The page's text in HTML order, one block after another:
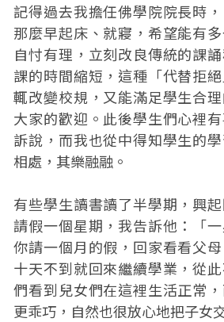
記得過去我擔任佛學院院長時
那麼早起床、就寢，希望能有
自忖有理，立刻改良傳統的課
課的時間縮短，這種「代替拒
輒改變校規，又能滿足學生合
大家的歡迎。此後學生們心裡
訴說，而我也從中得知學生的
相處，其樂融融。
有些學生讀書讀了半學期，興
請假一個星期，我告訴他：「
你請一個月的假，回家看看父
十天不到就回來繼續學業，從
們看到兒女們在這裡生活正常
更乖巧，自然也很放心地把子女